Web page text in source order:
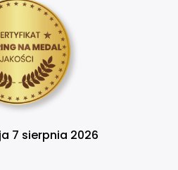
7 sierpnia 2026